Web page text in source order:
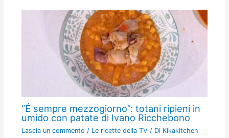
“É sempre mezzogiorno”: totani ripieni in
umido con patate di Ivano Ricchebono
Lascia un commento / Le ricette della TV / Di Kikakitchen